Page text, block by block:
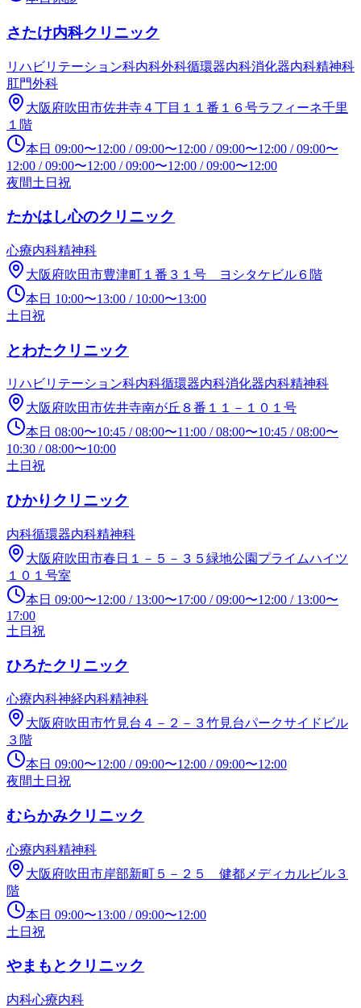
さたけ内科クリニック
リハビリテーション科内科外科循環器内科消化器内科精神科
肛門外科
大阪府吹田市佐井寺４丁目１１番１６号ラフィーネ千里
１階
本日 09:00〜12:00 /09:00〜12:00 /09:00〜12:00 /09:00〜
12:00 /09:00〜12:00 /09:00〜12:00 /09:00〜12:00
夜間土日祝
たかはし心のクリニック
心療内科精神科
大阪府吹田市豊津町１番３１号 ヨシタケビル６階
本日 10:00〜13:00 / 10:00〜13:00
土日祝
とわたクリニック
リハビリテーション科内科循環器内科消化器内科精神科
大阪府吹田市佐井寺南が丘８番１１－１０１号
本日 08:00〜10:45 /08:00〜11:00 /08:00〜10:45 /08:00〜
10:30 /08:00〜10:00
土日祝
ひかりクリニック
内科循環器内科精神科
大阪府吹田市春日１－５－３５緑地公園プライムハイツ
１０１号室
本日 09:00〜12:00 / 13:00〜17:00 /09:00〜12:00 / 13:00〜
17:00
土日祝
ひろたクリニック
心療内科神経内科精神科
大阪府吹田市竹見台４－２－３竹見台パークサイドビル
３階
本日 09:00〜12:00 /09:00〜12:00 /09:00〜12:00
夜間土日祝
むらかみクリニック
心療内科精神科
大阪府吹田市岸部新町５－２５ 健都メディカルビル３
階
本日 09:00〜13:00 /09:00〜12:00
土日祝
やまもとクリニック
内科心療内科